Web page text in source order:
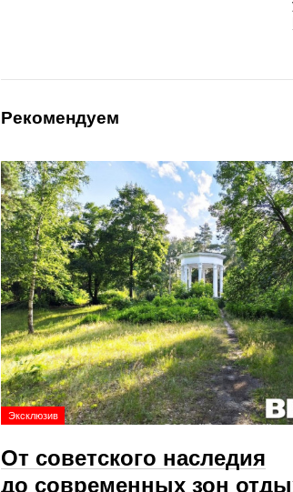
Рекомендуем
Эксклюзив
От советского наследия
до современных зон